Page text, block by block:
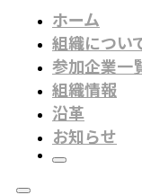
ホーム
組織につい
参加企業一
組織情報
沿革
お知らせ